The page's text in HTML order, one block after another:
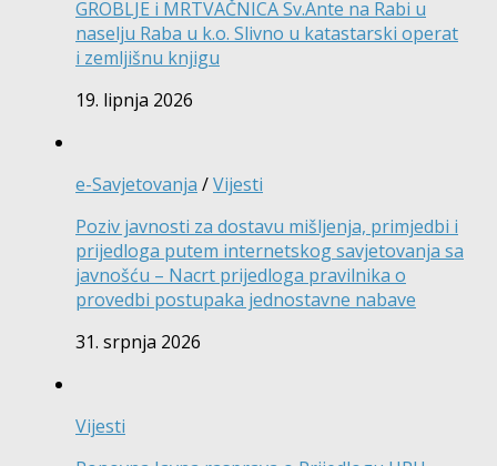
GROBLJE i MRTVAČNICA Sv.Ante na Rabi u
naselju Raba u k.o. Slivno u katastarski operat
i zemljišnu knjigu
19. lipnja 2026
e-Savjetovanja /Vijesti
Poziv javnosti za dostavu mišljenja, primjedbi i
prijedloga putem internetskog savjetovanja sa
javnošću – Nacrt prijedloga pravilnika o
provedbi postupaka jednostavne nabave
31. srpnja 2026
Vijesti